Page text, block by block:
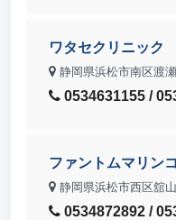
ワタセクリニック
静岡県浜松市南区渡
0534631155 /
ファントムマリン
静岡県浜松市西区舘
0534872892 /